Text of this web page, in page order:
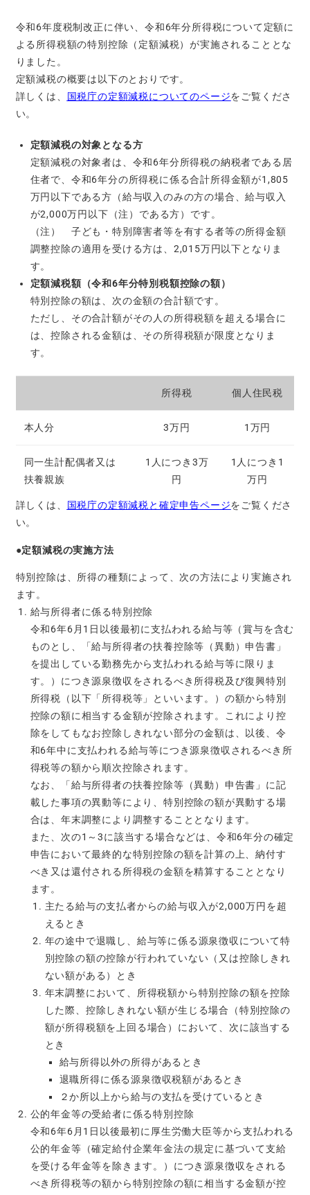
令和6年度税制改正に伴い、令和6年分所得税について定額に
よる所得税額の特別控除（定額減税）が実施されることとな
りました。
定額減税の概要は以下のとおりです。
詳しくは、 国税庁の定額減税についてのページをご覧くださ
い。
定額減税の対象となる方
定額減税の対象者は、令和6年分所得税の納税者である居
住者で、令和6年分の所得税に係る合計所得金額が1,805
万円以下である方（給与収入のみの方の場合、給与収入
が2,000万円以下（注）である方）です。
（注） 子ども・特別障害者等を有する者等の所得金額
調整控除の適用を受ける方は、2,015万円以下となりま
す。
定額減税額（令和6年分特別税額控除の額）
特別控除の額は、次の金額の合計額です。
ただし、その合計額がその人の所得税額を超える場合に
は、控除される金額は、その所得税額が限度となりま
す。
所得税 個人住民税
本人分 3万円 1万円
同一生計配偶者又は
扶養親族
1人につき3万
円
1人につき1
万円
詳しくは、 国税庁の定額減税と確定申告ページをご覧くださ
い。
●定額減税の実施方法
特別控除は、所得の種類によって、次の方法により実施され
ます。
給与所得者に係る特別控除
令和6年6月1日以後最初に支払われる給与等（賞与を含む
ものとし、「給与所得者の扶養控除等（異動）申告書」
を提出している勤務先から支払われる給与等に限りま
す。）につき源泉徴収をされるべき所得税及び復興特別
所得税（以下「所得税等」といいます。）の額から特別
控除の額に相当する金額が控除されます。これにより控
除をしてもなお控除しきれない部分の金額は、以後、令
和6年中に支払われる給与等につき源泉徴収されるべき所
得税等の額から順次控除されます。
なお、「給与所得者の扶養控除等（異動）申告書」に記
載した事項の異動等により、特別控除の額が異動する場
合は、年末調整により調整することとなります。
また、次の1～3に該当する場合などは、令和6年分の確定
申告において最終的な特別控除の額を計算の上、納付す
べき又は還付される所得税の金額を精算することとなり
ます。
主たる給与の支払者からの給与収入が2,000万円を超
えるとき
年の途中で退職し、給与等に係る源泉徴収について特
別控除の額の控除が行われていない（又は控除しきれ
ない額がある）とき
年末調整において、所得税額から特別控除の額を控除
した際、控除しきれない額が生じる場合（特別控除の
額が所得税額を上回る場合）において、次に該当する
とき
給与所得以外の所得があるとき
退職所得に係る源泉徴収税額があるとき
２か所以上から給与の支払を受けているとき
公的年金等の受給者に係る特別控除
令和6年6月1日以後最初に厚生労働大臣等から支払われる
公的年金等（確定給付企業年金法の規定に基づいて支給
を受ける年金等を除きます。）につき源泉徴収をされる
べき所得税等の額から特別控除の額に相当する金額が控